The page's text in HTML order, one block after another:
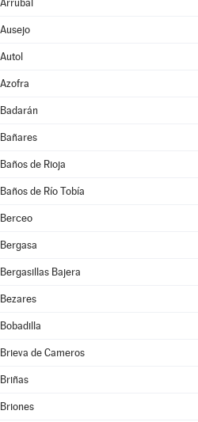
Arrúbal
Ausejo
Autol
Azofra
Badarán
Bañares
Baños de Rioja
Baños de Río Tobía
Berceo
Bergasa
Bergasillas Bajera
Bezares
Bobadilla
Brieva de Cameros
Briñas
Briones